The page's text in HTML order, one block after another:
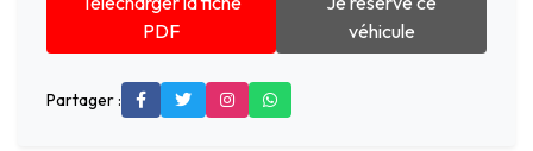
PDF
véhicule
Partager :